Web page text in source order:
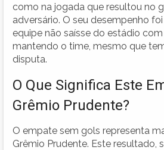
como na jogada que resultou no
adversário. O seu desempenho
equipe não saísse do estádio com
mantendo o time, mesmo que
disputa.
O Que Significa Este
Grêmio Prudente?
O empate sem gols representa
Grêmio Prudente. Este resultado,